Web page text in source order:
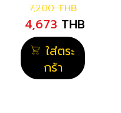
7,200 THB
4,673 THB
ใส่ตระ
กร้า